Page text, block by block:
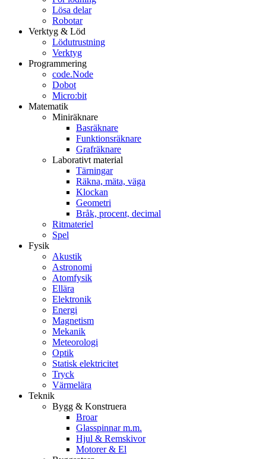
Lösa delar
Robotar
Verktyg & Löd
Lödutrustning
Verktyg
Programmering
code.Node
Dobot
Micro:bit
Matematik
Miniräknare
Basräknare
Funktionsräknare
Grafräknare
Laborativt material
Tärningar
Räkna, mäta, väga
Klockan
Geometri
Bråk, procent, decimal
Ritmateriel
Spel
Fysik
Akustik
Astronomi
Atomfysik
Ellära
Elektronik
Energi
Magnetism
Mekanik
Meteorologi
Optik
Statisk elektricitet
Tryck
Värmelära
Teknik
Bygg & Konstruera
Broar
Glasspinnar m.m.
Hjul & Remskivor
Motorer & El